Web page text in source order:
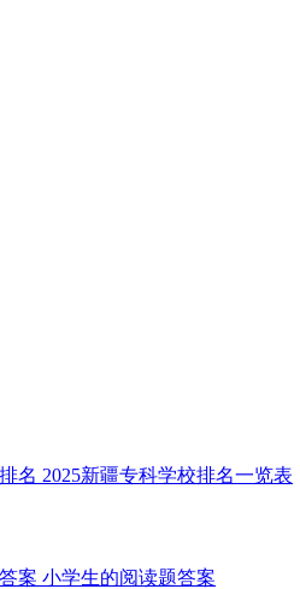
名 2025新疆专科学校排名一览表
案 小学生的阅读题答案